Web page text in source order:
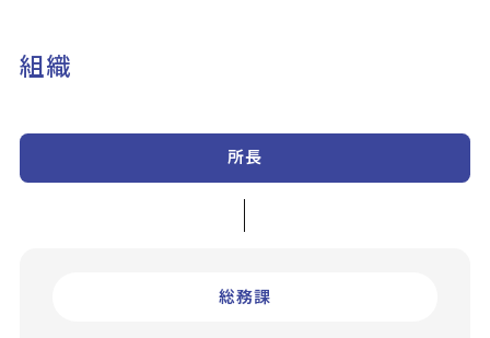
組織
所長
総務課